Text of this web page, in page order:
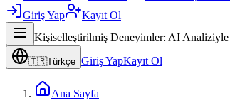
Giriş Yap
Kayıt Ol
Kişiselleştirilmiş Deneyimler: AI
🇹🇷Türkçe Giriş YapKayıt Ol
Ana Sayfa